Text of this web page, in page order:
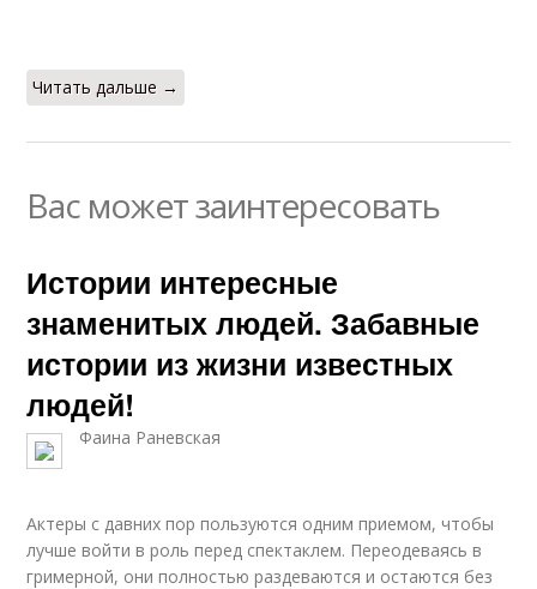
Читать дальше →
Вас может заинтересовать
Истории интересные
знаменитых людей. Забавные
истории из жизни известных
людей!
Фаина Раневская
Актеры с давних пор пользуются одним приемом, чтобы
лучше войти в роль перед спектаклем. Переодеваясь в
гримерной, они полностью раздеваются и остаются без